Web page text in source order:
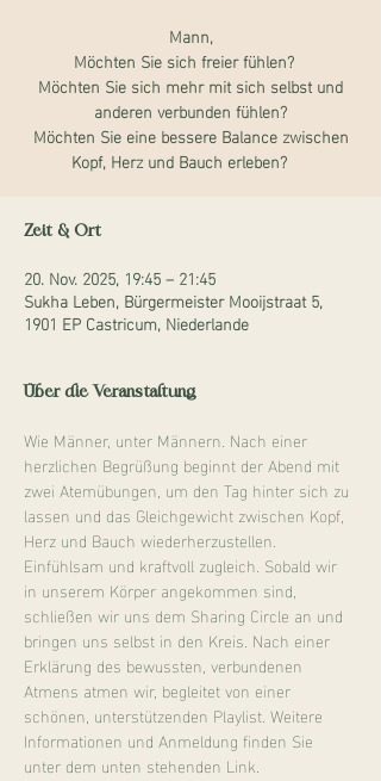
Mann,
Möchten Sie sich freier fühlen?
Möchten Sie sich mehr mit sich selbst und
anderen verbunden fühlen?
Möchten Sie eine bessere Balance zwischen
Kopf, Herz und Bauch erleben?
Zeit & Ort
20. Nov. 2025, 19:45 – 21:45
Sukha Leben, Bürgermeister Mooijstraat 5,
1901 EP Castricum, Niederlande
Über die Veranstaltung
Wie Männer, unter Männern. Nach einer
herzlichen Begrüßung beginnt der Abend mit
zwei Atemübungen, um den Tag hinter sich zu
lassen und das Gleichgewicht zwischen Kopf,
Herz und Bauch wiederherzustellen.
Einfühlsam und kraftvoll zugleich. Sobald wir
in unserem Körper angekommen sind,
schließen wir uns dem Sharing Circle an und
bringen uns selbst in den Kreis. Nach einer
Erklärung des bewussten, verbundenen
Atmens atmen wir, begleitet von einer
schönen, unterstützenden Playlist. Weitere
Informationen und Anmeldung finden Sie
unter dem unten stehenden Link.